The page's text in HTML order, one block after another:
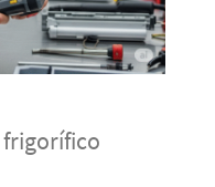
frigorífico